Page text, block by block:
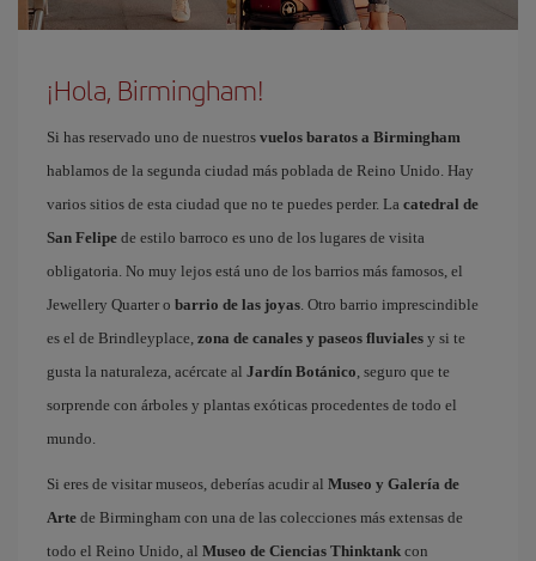
¡Hola, Birmingham!
Si has reservado uno de nuestros vuelos baratos a Birmingham
hablamos de la segunda ciudad más poblada de Reino Unido. Hay
varios sitios de esta ciudad que no te puedes perder. La catedral de
San Felipe de estilo barroco es uno de los lugares de visita
obligatoria. No muy lejos está uno de los barrios más famosos, el
Jewellery Quarter o barrio de las joyas. Otro barrio imprescindible
es el de Brindleyplace, zona de canales y paseos fluviales y si te
gusta la naturaleza, acércate al Jardín Botánico, seguro que te
sorprende con árboles y plantas exóticas procedentes de todo el
mundo.
Si eres de visitar museos, deberías acudir al Museo y Galería de
Arte de Birmingham con una de las colecciones más extensas de
todo el Reino Unido, al Museo de Ciencias Thinktank con